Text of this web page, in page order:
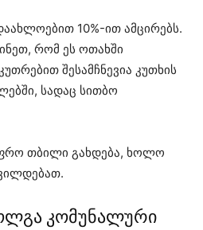
10%-ით ამცირებს.
რომ ეს ოთახში
შესამჩნევია კუთხის
სადაც სითბო
თბილი გახდება, ხოლო
კომუნალური